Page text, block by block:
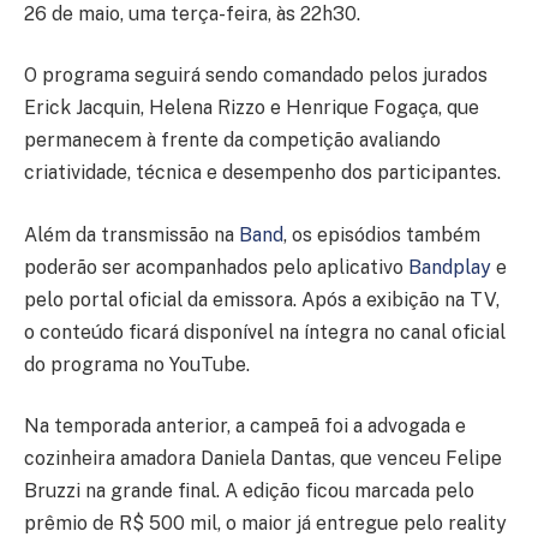
26 de maio, uma terça-feira, às 22h30.
O programa seguirá sendo comandado pelos jurados
Erick Jacquin, Helena Rizzo e Henrique Fogaça, que
permanecem à frente da competição avaliando
criatividade, técnica e desempenho dos participantes.
Além da transmissão na Band, os episódios também
poderão ser acompanhados pelo aplicativo Bandplay e
pelo portal oficial da emissora. Após a exibição na TV,
o conteúdo ficará disponível na íntegra no canal oficial
do programa no YouTube.
Na temporada anterior, a campeã foi a advogada e
cozinheira amadora Daniela Dantas, que venceu Felipe
Bruzzi na grande final. A edição ficou marcada pelo
prêmio de R$ 500 mil, o maior já entregue pelo reality